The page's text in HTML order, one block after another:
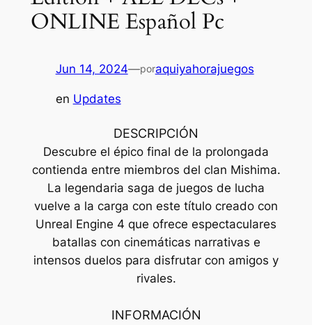
ONLINE Español Pc
Jun 14, 2024—poraquiyahorajuegos
en Updates
DESCRIPCIÓN
Descubre el épico final de la prolongada
contienda entre miembros del clan Mishima.
La legendaria saga de juegos de lucha
vuelve a la carga con este título creado con
Unreal Engine 4 que ofrece espectaculares
batallas con cinemáticas narrativas e
intensos duelos para disfrutar con amigos y
rivales.
INFORMACIÓN